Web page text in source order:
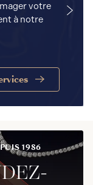
votre
à notre
1986